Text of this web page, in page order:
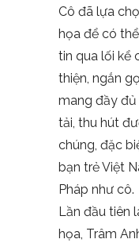
Cô đã lựa
họa để có
tin qua lối kể
thiện, ngắn
mang đầy
tải, thu hút
chúng, đặc
bạn trẻ Việt
Pháp như cô.
Lần đầu tiên
họa, Trâm